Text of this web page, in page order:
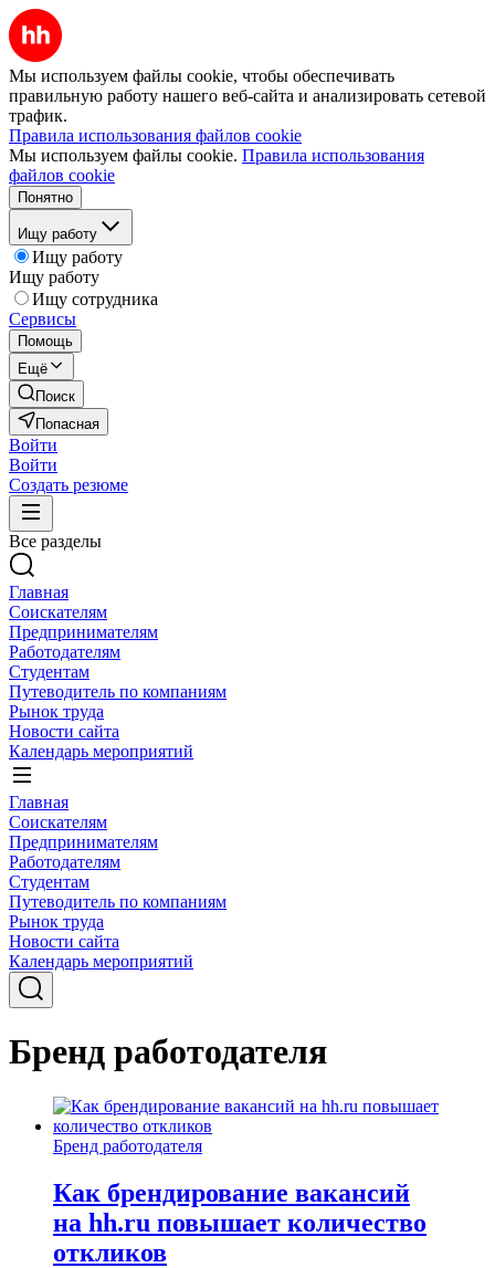
Мы используем файлы cookie, чтобы обеспечивать
правильную работу нашего веб-сайта и анализировать сетевой
трафик.
Правила использования файлов cookie
Мы используем файлы cookie. Правила использования
файлов cookie
Понятно
Ищу работу
Ищу работу
Ищу работу
Ищу сотрудника
Сервисы
Помощь
Ещё
Поиск
Попасная
Войти
Войти
Создать резюме
Все разделы
Главная
Соискателям
Предпринимателям
Работодателям
Студентам
Путеводитель по компаниям
Рынок труда
Новости сайта
Календарь мероприятий
Главная
Соискателям
Предпринимателям
Работодателям
Студентам
Путеводитель по компаниям
Рынок труда
Новости сайта
Календарь мероприятий
Бренд работодателя
Бренд работодателя
Как брендирование вакансий
на hh.ru повышает количество
откликов